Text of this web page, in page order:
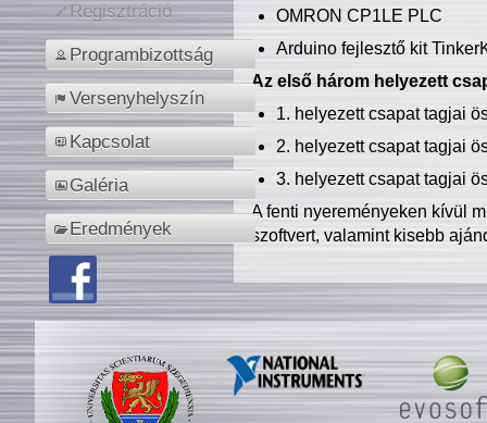
Regisztráció
Programbizottság
Versenyhelyszín
Kapcsolat
Galéria
Eredmények
OMRON CP1LE PLC
Arduino fejlesztő kit
Az első három helyezett
1. helyezett csapat tagjai
2. helyezett csapat tagjai
3. helyezett csapat tagjai
A fenti nyereményeken kívül
szoftvert, valamint kisebb